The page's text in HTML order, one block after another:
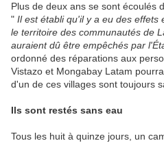
Plus de deux ans se sont écoulés
" Il est établi qu'il y a eu des effets
le territoire des communautés de
auraient dû être empêchés par
ordonné des réparations aux
Vistazo et Mongabay Latam
d'un de ces villages sont toujours
Ils sont restés sans eau
Tous les huit à quinze jours, un